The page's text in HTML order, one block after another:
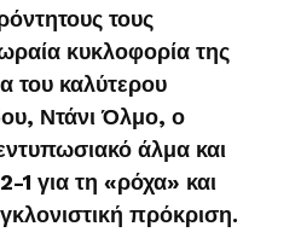
τους
κυκλοφορία της
του καλύτερου
Ντάνι Όλμο, ο
άλμα και
1 για τη «ρόχα» και
πρόκριση.